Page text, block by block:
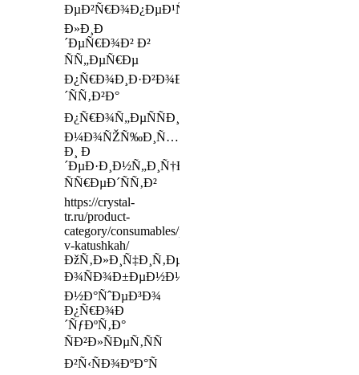
ÐµÐ²Ñ€Ð¾Ð¿ÐµÐ¹ÑÐºÐ¸Ñ…
Ð»Ð¸Ð
´ÐµÑ€Ð¾Ð² Ð²
ÑÑ„ÐµÑ€Ðµ
Ð¿Ñ€Ð¾Ð¸Ð·Ð²Ð¾Ð
´ÑÑ‚Ð²Ð°
Ð¿Ñ€Ð¾Ñ„ÐµÑÑÐ¸Ð¾Ð½Ð°Ð»ÑŒÐ½Ñ‹Ñ…
Ð¼Ð¾ÑŽÑ‰Ð¸Ñ…
Ð¸ Ð
´ÐµÐ·Ð¸Ð½Ñ„Ð¸Ñ†Ð¸Ñ€ÑƒÑŽÑ‰Ð¸Ñ…
ÑÑ€ÐµÐ´ÑÑ‚Ð²
https://crystal-
tr.ru/product-
category/consumables/plastyri/netkannye-
v-katushkah/
ÐžÑ‚Ð»Ð¸Ñ‡Ð¸Ñ‚ÐµÐ»ÑŒÐ½Ð¾Ð¹
Ð¾ÑÐ¾Ð±ÐµÐ½Ð½Ð¾ÑÑ‚ÑŒÑŽ
Ð½Ð°ÑˆÐµÐ³Ð¾
Ð¿Ñ€Ð¾Ð
´ÑƒÐºÑ‚Ð°
ÑÐ²Ð»ÑÐµÑ‚ÑÑ
Ð²Ñ‹ÑÐ¾ÐºÐ°Ñ